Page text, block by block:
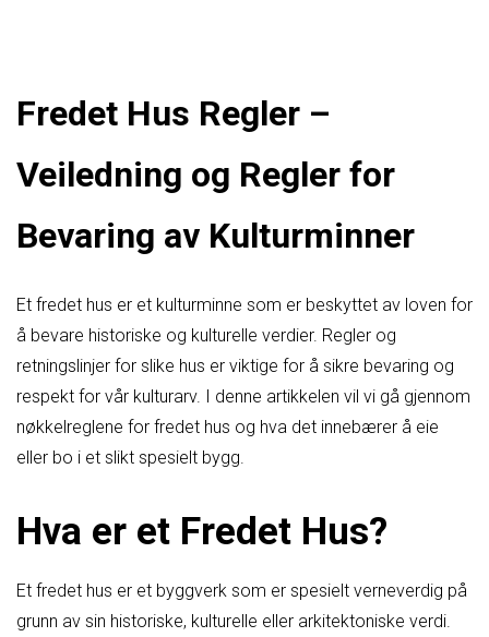
Fredet Hus Regler –
Veiledning og Regler for
Bevaring av Kulturminner
Et fredet hus er et kulturminne som er beskyttet av loven for
å bevare historiske og kulturelle verdier. Regler og
retningslinjer for slike hus er viktige for å sikre bevaring og
respekt for vår kulturarv. I denne artikkelen vil vi gå gjennom
nøkkelreglene for fredet hus og hva det innebærer å eie
eller bo i et slikt spesielt bygg.
Hva er et Fredet Hus?
Et fredet hus er et byggverk som er spesielt verneverdig på
grunn av sin historiske, kulturelle eller arkitektoniske verdi.